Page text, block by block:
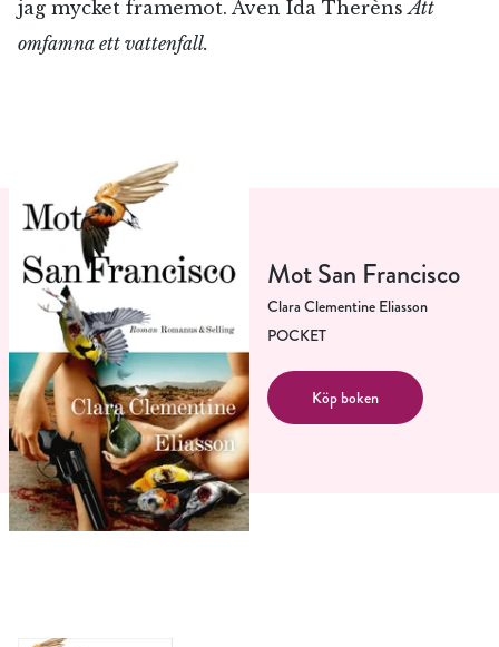
jag mycket framemot. Även Ida TherènsAtt
omfamna ett vattenfall.
Mot San Francisco
Clara Clementine Eliasson
POCKET
Köp boken